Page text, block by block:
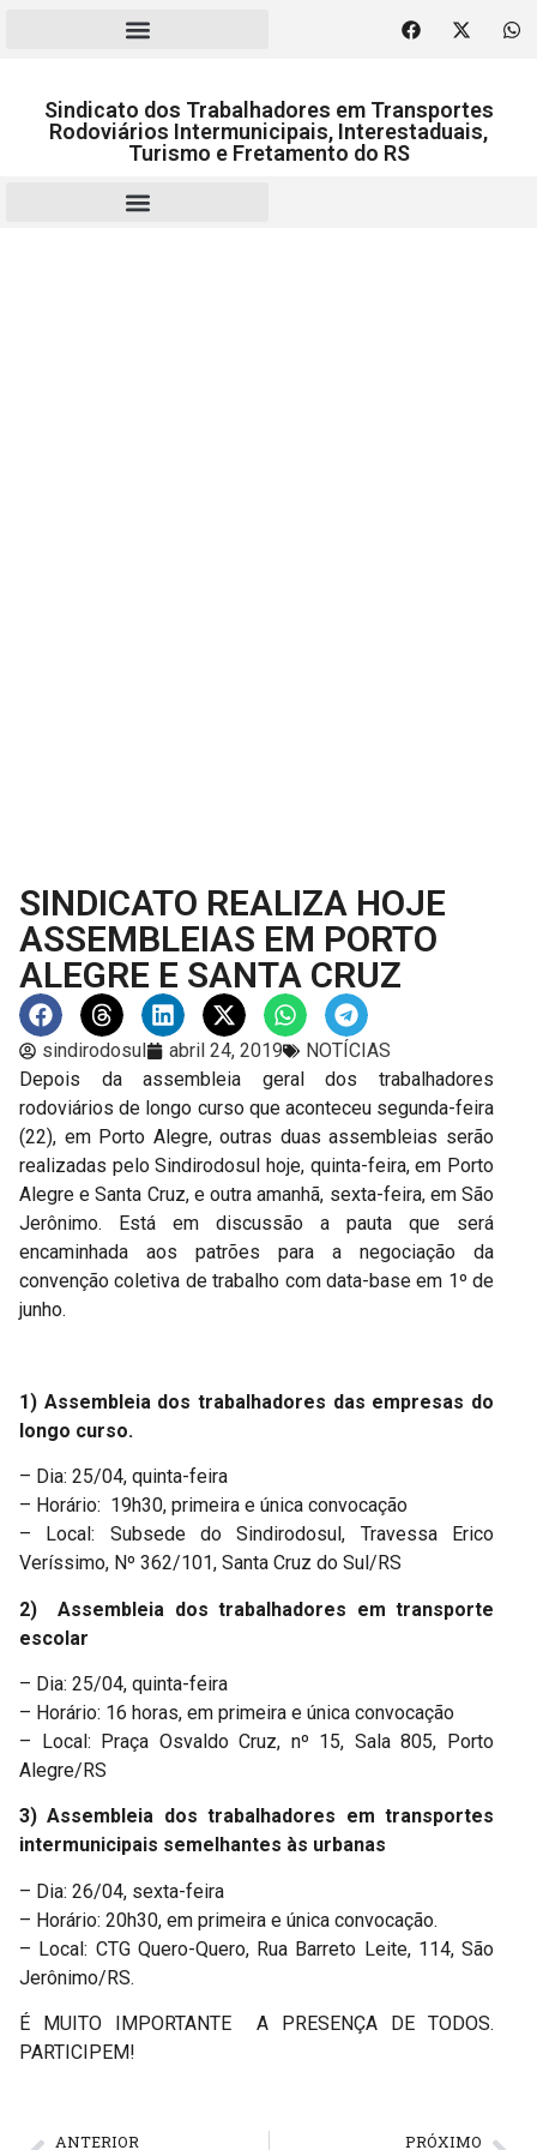
Sindicato dos Trabalhadores em Transportes
Rodoviários Intermunicipais, Interestaduais,
Turismo e Fretamento do RS
SINDICATO REALIZA HOJE
ASSEMBLEIAS EM PORTO
ALEGRE E SANTA CRUZ
sindirodosul abril 24, 2019
NOTÍCIAS
Depois da assembleia geral dos trabalhadores
rodoviários de longo curso que aconteceu segunda-feira
(22), em Porto Alegre, outras duas assembleias serão
realizadas pelo Sindirodosul hoje, quinta-feira, em Porto
Alegre e Santa Cruz, e outra amanhã, sexta-feira, em São
Jerônimo. Está em discussão a pauta que será
encaminhada aos patrões para a negociação da
convenção coletiva de trabalho com data-base em 1º de
junho.
1) Assembleia dos trabalhadores das empresas do
longo curso.
– Dia: 25/04, quinta-feira
– Horário: 19h30, primeira e única convocação
– Local: Subsede do Sindirodosul, Travessa Erico
Veríssimo, Nº 362/101, Santa Cruz do Sul/RS
2) Assembleia dos trabalhadores em transporte
escolar
– Dia: 25/04, quinta-feira
– Horário: 16 horas, em primeira e única convocação
– Local: Praça Osvaldo Cruz, nº 15, Sala 805, Porto
Alegre/RS
3) Assembleia dos trabalhadores em transportes
intermunicipais semelhantes às urbanas
– Dia: 26/04, sexta-feira
– Horário: 20h30, em primeira e única convocação.
– Local: CTG Quero-Quero, Rua Barreto Leite, 114, São
Jerônimo/RS.
É MUITO IMPORTANTE A PRESENÇA DE TODOS.
PARTICIPEM!
ANTERIOR PRÓXIMO